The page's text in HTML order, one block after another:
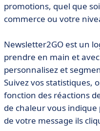
promotions, quel que
commerce ou votre
Newsletter2GO est un
prendre en main et
personnalisez et
Suivez vos statistiques,
fonction des réactions
de chaleur vous
de votre message ils